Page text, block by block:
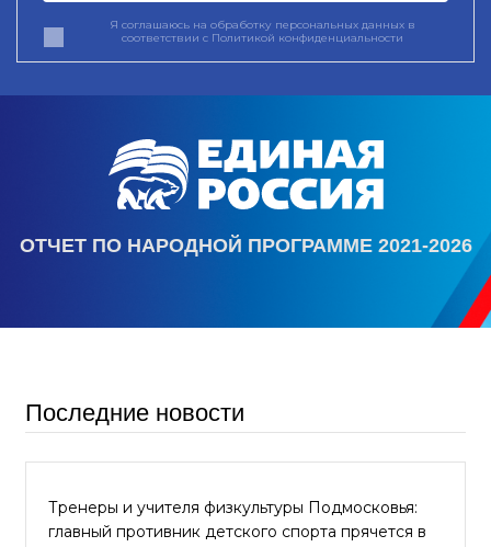
Я соглашаюсь на обработку персональных данных в
соответствии с Политикой конфиденциальности
ОТЧЕТ ПО НАРОДНОЙ ПРОГРАММЕ 2021-2026
Последние новости
Тренеры и учителя физкультуры Подмосковья:
главный противник детского спорта прячется в